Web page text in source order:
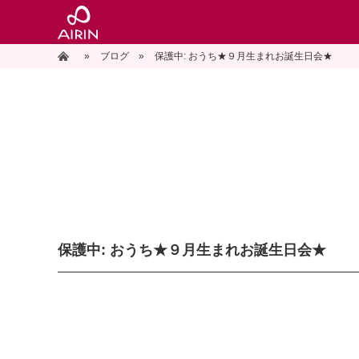
ホーム
» ブログ » 保護中: おうち★９月生まれお誕生日会★
保護中: おうち★９月生まれお誕生日会★